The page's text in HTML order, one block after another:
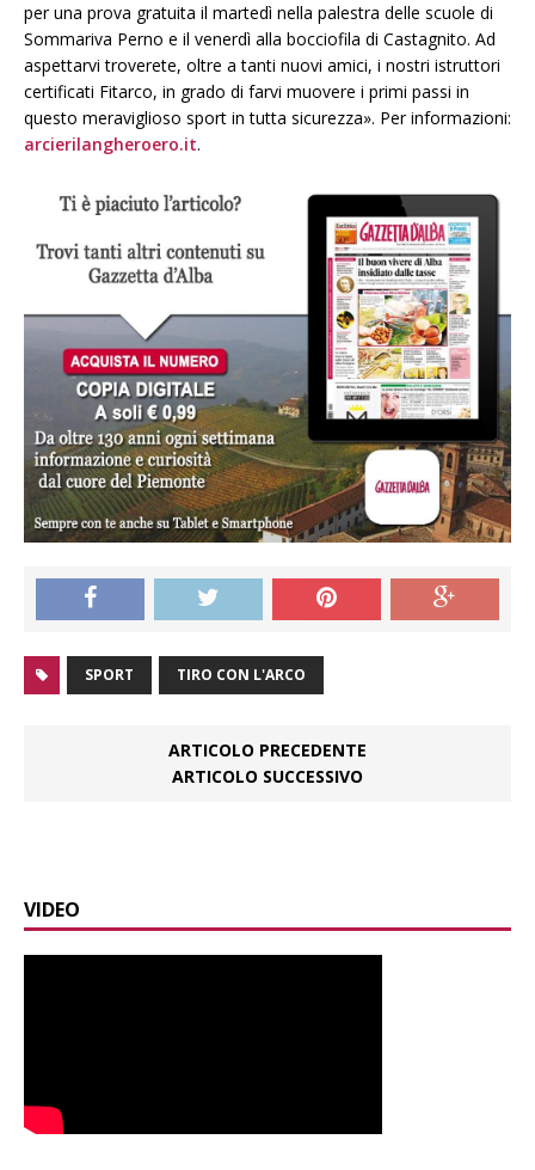
per una prova gratuita il martedì nella palestra delle scuole di
Sommariva Perno e il venerdì alla bocciofila di Castagnito. Ad
aspettarvi troverete, oltre a tanti nuovi amici, i nostri istruttori
certificati Fitarco, in grado di farvi muovere i primi passi in
questo meraviglioso sport in tutta sicurezza». Per informazioni:
arcierilangheroero.it.
SPORT TIRO CON L'ARCO
ARTICOLO PRECEDENTE
ARTICOLO SUCCESSIVO
VIDEO